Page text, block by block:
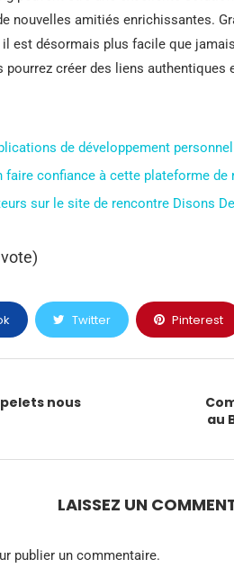
nouvelles amitiés enrichissantes.
il est désormais plus facile que
créer des liens authentiques
de développement
confiance à cette plateforme de
sur le site de rencontre Disons
Twitter Pinterest
nous
au
LAISSEZ UN
publier un commentaire.